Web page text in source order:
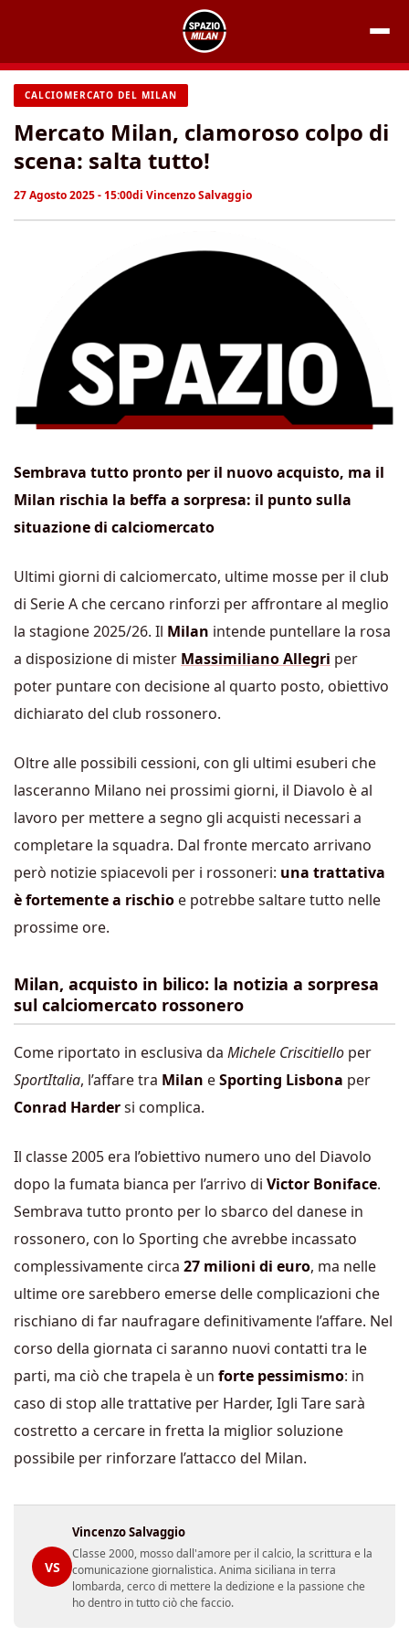
contenuto
CALCIOMERCATO DEL MILAN
Mercato Milan, clamoroso colpo di
scena: salta tutto!
27 Agosto 2025 - 15:00di Vincenzo Salvaggio
Sembrava tutto pronto per il nuovo acquisto, ma il
Milan rischia la beffa a sorpresa: il punto sulla
situazione di calciomercato
Ultimi giorni di calciomercato, ultime mosse per il club
di Serie A che cercano rinforzi per affrontare al meglio
la stagione 2025/26. Il Milan intende puntellare la rosa
a disposizione di mister Massimiliano Allegri per
poter puntare con decisione al quarto posto, obiettivo
dichiarato del club rossonero.
Oltre alle possibili cessioni, con gli ultimi esuberi che
lasceranno Milano nei prossimi giorni, il Diavolo è al
lavoro per mettere a segno gli acquisti necessari a
completare la squadra. Dal fronte mercato arrivano
però notizie spiacevoli per i rossoneri: una trattativa
è fortemente a rischio e potrebbe saltare tutto nelle
prossime ore.
Milan, acquisto in bilico: la notizia a sorpresa
sul calciomercato rossonero
Come riportato in esclusiva da Michele Criscitiello per
SportItalia, l’affare tra Milan eSporting Lisbona per
Conrad Hardersi complica.
Il classe 2005 era l’obiettivo numero uno del Diavolo
dopo la fumata bianca per l’arrivo di Victor Boniface.
Sembrava tutto pronto per lo sbarco del danese in
rossonero, con lo Sporting che avrebbe incassato
complessivamente circa 27 milioni di euro, ma nelle
ultime ore sarebbero emerse delle complicazioni che
rischiano di far naufragare definitivamente l’affare. Nel
corso della giornata ci saranno nuovi contatti tra le
parti, ma ciò che trapela è un forte pessimismo: in
caso di stop alle trattative per Harder, Igli Tare sarà
costretto a cercare in fretta la miglior soluzione
possibile per rinforzare l’attacco del Milan.
VS
Vincenzo Salvaggio
Classe 2000, mosso dall'amore per il calcio, la scrittura e la
comunicazione giornalistica. Anima siciliana in terra
lombarda, cerco di mettere la dedizione e la passione che
ho dentro in tutto ciò che faccio.